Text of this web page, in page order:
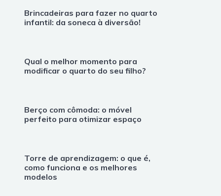
Brincadeiras para fazer no quarto
infantil: da soneca à diversão!
Qual o melhor momento para
modificar o quarto do seu filho?
Berço com cômoda: o móvel
perfeito para otimizar espaço
Torre de aprendizagem: o que é,
como funciona e os melhores
modelos